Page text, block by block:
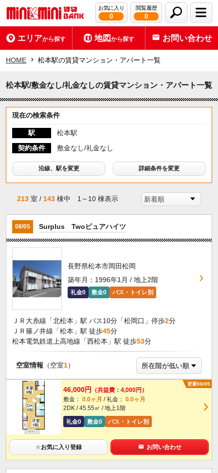
お気に入り
0
閲覧履歴
0
エリアから探す 地図から探す お問い合わせ
HOME 松本駅の賃貸マンション・アパート一覧
松本駅/敷金なし/礼金なしの賃貸マンション・アパート一覧
現在の検索条件
駅
松本駅
契約条件
敷金なし/礼金なし
沿線、駅を変更 詳細条件を変更
213 室 / 143 棟中 1～10 棟表示
08/05 Surplus Twoピュアハイツ
長野県松本市岡田松岡
築年月：1996年1月 / 地上2階
礼金0 敷金0 バス・トイレ別
ＪＲ大糸線「北松本」駅 バス10分「松岡口」停歩2分
ＪＲ篠ノ井線「松本」駅 徒歩45分
松本電気鉄道上高地線「西松本」駅 徒歩53分
空室情報 （空室1）
更新08/05
46,000円
（共益費：4,000円）
敷金： 0.0ヶ月 / 礼金： 0.0ヶ月
2DK / 45.55㎡ / 地上1階
礼金0
敷金0 バス・トイレ別
★お気に入り登録 お問い合わせ